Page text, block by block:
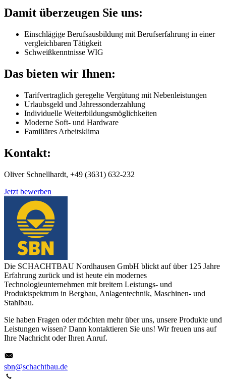
Damit überzeugen Sie uns:
Einschlägige Berufsausbildung mit Berufserfahrung in einer
vergleichbaren Tätigkeit
Schweißkenntnisse WIG
Das bieten wir Ihnen:
Tarifvertraglich geregelte Vergütung mit Nebenleistungen
Urlaubsgeld und Jahressonderzahlung
Individuelle Weiterbildungsmöglichkeiten
Moderne Soft- und Hardware
Familiäres Arbeitsklima
Kontakt:
Oliver Schnellhardt, +49 (3631) 632-232
Jetzt bewerben
Die SCHACHTBAU Nordhausen GmbH blickt auf über 125 Jahre
Erfahrung zurück und ist heute ein modernes
Technologieunternehmen mit breitem Leistungs- und
Produktspektrum in Bergbau, Anlagentechnik, Maschinen- und
Stahlbau.
Sie haben Fragen oder möchten mehr über uns, unsere Produkte und
Leistungen wissen? Dann kontaktieren Sie uns! Wir freuen uns auf
Ihre Nachricht oder Ihren Anruf.
sbn@schachtbau.de